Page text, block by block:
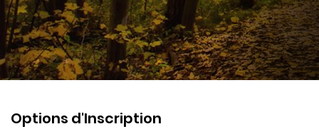
Options d'Inscription